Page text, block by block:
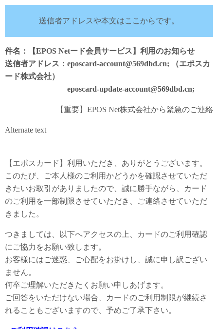
送信者アドレスや本文はここからです。
件名：【EPOS Netード会員サービス】利用のお知らせ
送信者アドレス：eposcard-account@569dbd.cn; （エポスカ
ード株式会社）
eposcard-update-account@569dbd.cn;
【重要】EPOS Net株式会社から緊急のご連絡
Alternate text
【エポスカード】利用いただき、ありがとうございます。
このたび、ご本人様のご利用かどうかを確認させていただ
きたいお取引がありましたので、誠に勝手ながら、カード
のご利用を一部制限させていただき、ご連絡させていただ
きました。
つきましては、以下へアクセスの上、カードのご利用確認
にご協力をお願い致します。
お客様にはご迷惑、ご心配をお掛けし、誠に申し訳ござい
ません。
何卒ご理解いただきたくお願い申しあげます。
ご回答をいただけない場合、カードのご利用制限が継続さ
れることもございますので、予めご了承下さい。